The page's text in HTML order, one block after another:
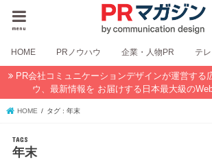
menu
HOME PRノウハウ 企業・人物PR テ
PR会社コミュニケーションデザインが運営する
ウ、最新情報を お届けする日本最大級の
HOME タグ : 年末
年末